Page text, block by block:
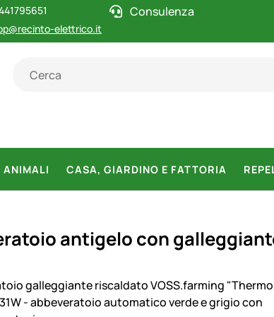
elettrico.it
Consulenza
ANIMALI CASA, GIARDINO E FATTORIA
antigelo con